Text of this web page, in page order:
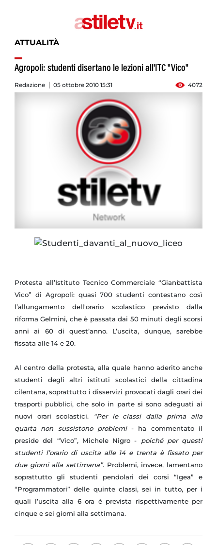
ATTUALITÀ
Agropoli: studenti disertano le lezioni all'ITC "Vico"
Redazione 05 ottobre 2010 15:31 4072
Protesta all’Istituto Tecnico Commerciale “Gianbattista
Vico” di Agropoli: quasi 700 studenti contestano così
l’allungamento dell'orario scolastico previsto dalla
riforma Gelmini, che è passata dai 50 minuti degli scorsi
anni ai 60 di quest’anno. L’uscita, dunque, sarebbe
fissata alle 14 e 20.
Al centro della protesta, alla quale hanno aderito anche
studenti degli altri istituti scolastici della cittadina
cilentana, soprattutto i disservizi provocati dagli orari dei
trasporti pubblici, che solo in parte si sono adeguati ai
nuovi orari scolastici.
“Per le classi dalla prima alla
quarta non sussistono problemi- ha commentato il
preside del “Vico”, Michele Nigro - poiché per questi
studenti l’orario di uscita alle 14 e trenta è fissato per
due giorni alla settimana”. Problemi, invece, lamentano
soprattutto gli studenti pendolari dei corsi “Igea” e
“Programmatori” delle quinte classi, sei in tutto, per i
quali l’uscita alla 6 ora è prevista rispettivamente per
cinque e sei giorni alla settimana.